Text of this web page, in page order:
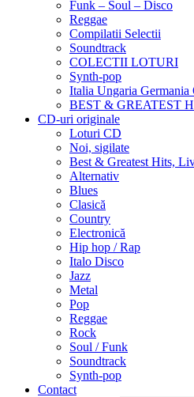
Funk – Soul – Disco
Reggae
Compilatii Selectii
Soundtrack
COLECTII LOTURI
Synth-pop
Italia Ungaria Germania
BEST & GREATEST
CD-uri originale
Loturi CD
Noi, sigilate
Best & Greatest Hits,
Alternativ
Blues
Clasică
Country
Electronică
Hip hop / Rap
Italo Disco
Jazz
Metal
Pop
Reggae
Rock
Soul / Funk
Soundtrack
Synth-pop
Contact